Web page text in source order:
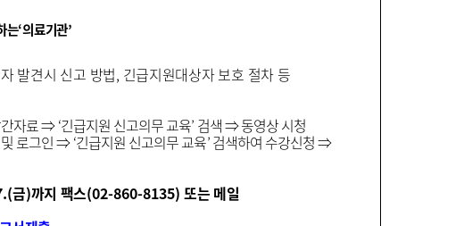
는‘의료기관’
발견시 신고 방법, 긴급지원대상자 보호 절차 등
자료⇒‘긴급지원 신고의무 교육’ 검색⇒동영상 시청
로그인⇒‘긴급지원 신고의무 교육’검색하여 수강신청⇒
금)까지 팩스(02-860-8135) 또는 메일